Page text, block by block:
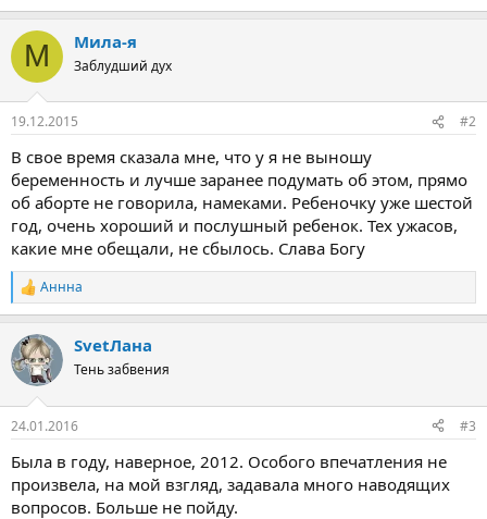
М Мила-я
Заблудший дух
19.12.2015 #2
В свое время сказала мне, что у я не выношу
беременность и лучше заранее подумать об этом, прямо
об аборте не говорила, намеками. Ребеночку уже шестой
год, очень хороший и послушный ребенок. Тех ужасов,
какие мне обещали, не сбылось. Слава Богу
Р
е
к
ц
и
Аннна
SvetЛана
Тень забвения
24.01.2016 #3
Была в году, наверное, 2012. Особого впечатления не
произвела, на мой взгляд, задавала много наводящих
вопросов. Больше не пойду.